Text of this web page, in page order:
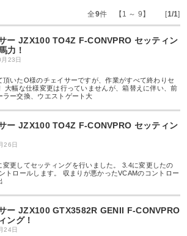
全9件 【1 ～ 9】 [1/1]
ー JZX100 TO4Z F-CONVPRO セッティン
力！
23日
いたO様のチェイサーですが、作業がすべて終わりセ
大幅な仕様変更は行っていませんが、箱替えに伴い、前
ラー交換、ウエストゲート大
ー JZX100 TO4Z F-CONVPRO セッティン
26日
更してセッティングを行いました。 3.4に変更したの
トロールします。 収まりが悪かったVCAMのコントロー
ー JZX100 GTX3582R GENII F-CONVPRO
ング！
24日